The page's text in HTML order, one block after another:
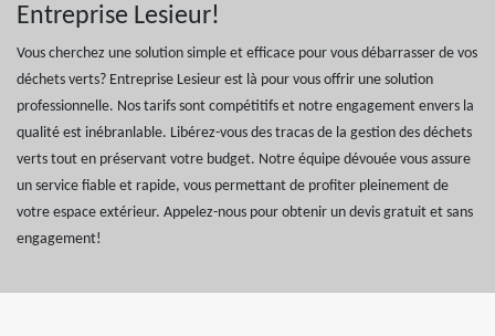
Entreprise Lesieur!
Vous cherchez une solution simple et efficace pour vous débarrasser de vos
déchets verts? Entreprise Lesieur est là pour vous offrir une solution
professionnelle. Nos tarifs sont compétitifs et notre engagement envers la
qualité est inébranlable. Libérez-vous des tracas de la gestion des déchets
verts tout en préservant votre budget. Notre équipe dévouée vous assure
un service fiable et rapide, vous permettant de profiter pleinement de
votre espace extérieur. Appelez-nous pour obtenir un devis gratuit et sans
engagement!